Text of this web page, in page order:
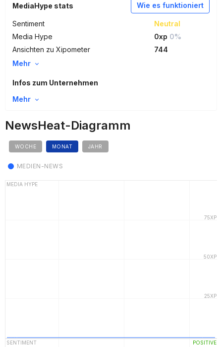
Wie es funktioniert
MediaHype stats
Sentiment
Neutral
Media Hype
0xp 0%
Ansichten zu Xipometer
744
Mehr
Infos zum Unternehmen
Mehr
NewsHeat-Diagramm
WOCHE MONAT JAHR
MEDIEN-NEWS